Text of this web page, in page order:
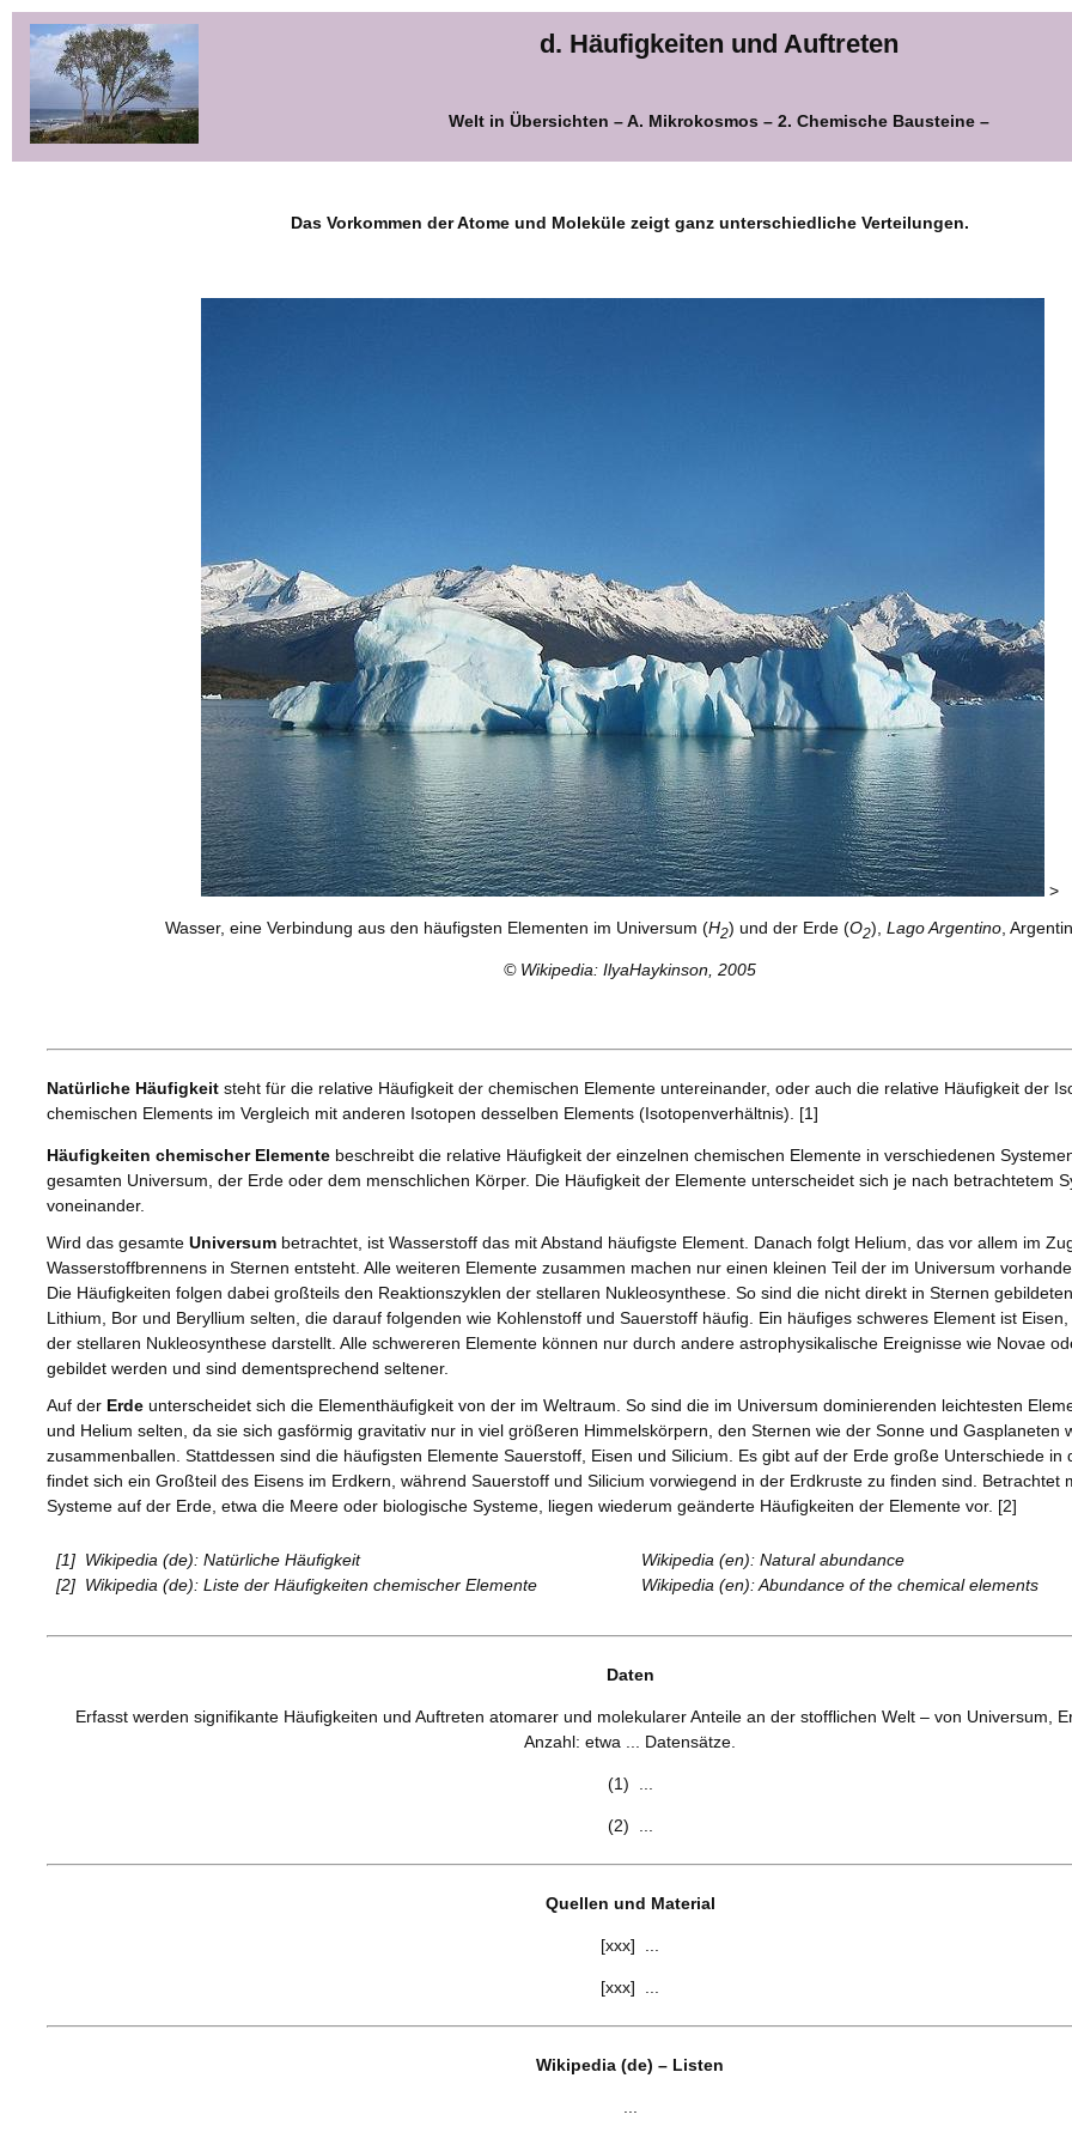
d. Häufigkeiten und Auftreten
Welt in Übersichten – A. Mikrokosmos – 2. Chemische Bausteine –
Das Vorkommen der Atome und Moleküle zeigt ganz unterschiedliche Verteilungen.
>
Wasser, eine Verbindung aus den häufigsten Elementen im Universum (H2) und der Erde (O2), Lago Argentino,
© Wikipedia: IlyaHaykinson, 2005
Natürliche Häufigkeit steht für die relative Häufigkeit der chemischen Elemente untereinander, oder auch die relative Häufigkeit der
chemischen Elements im Vergleich mit anderen Isotopen desselben Elements (Isotopenverhältnis). [1]
Häufigkeiten chemischer Elemente beschreibt die relative Häufigkeit der einzelnen chemischen Elemente in verschiedenen
gesamten Universum, der Erde oder dem menschlichen Körper. Die Häufigkeit der Elemente unterscheidet sich je nach betrachtetem
voneinander.
Wird das gesamte Universum betrachtet, ist Wasserstoff das mit Abstand häufigste Element. Danach folgt Helium, das vor allem im
Wasserstoffbrennens in Sternen entsteht. Alle weiteren Elemente zusammen machen nur einen kleinen Teil der im Universum
Die Häufigkeiten folgen dabei großteils den Reaktionszyklen der stellaren Nukleosynthese. So sind die nicht direkt in Sternen
Lithium, Bor und Beryllium selten, die darauf folgenden wie Kohlenstoff und Sauerstoff häufig. Ein häufiges schweres Element ist
der stellaren Nukleosynthese darstellt. Alle schwereren Elemente können nur durch andere astrophysikalische Ereignisse wie Novae
gebildet werden und sind dementsprechend seltener.
Auf der Erde unterscheidet sich die Elementhäufigkeit von der im Weltraum. So sind die im Universum dominierenden leichtesten
und Helium selten, da sie sich gasförmig gravitativ nur in viel größeren Himmelskörpern, den Sternen wie der Sonne und Gasplaneten
zusammenballen. Stattdessen sind die häufigsten Elemente Sauerstoff, Eisen und Silicium. Es gibt auf der Erde große Unterschiede in
findet sich ein Großteil des Eisens im Erdkern, während Sauerstoff und Silicium vorwiegend in der Erdkruste zu finden sind. Betrachtet
Systeme auf der Erde, etwa die Meere oder biologische Systeme, liegen wiederum geänderte Häufigkeiten der Elemente vor. [2]
[1] Wikipedia (de): Natürliche Häufigkeit
[2] Wikipedia (de): Liste der Häufigkeiten chemischer Elemente
Wikipedia (en): Natural abundance
Wikipedia (en): Abundance of the chemical elements
Daten
Erfasst werden signifikante Häufigkeiten und Auftreten atomarer und molekularer Anteile an der stofflichen Welt – von Universum,
Anzahl: etwa ... Datensätze.
(1) ...
(2) ...
Quellen und Material
[xxx] ...
[xxx] ...
Wikipedia (de) – Listen